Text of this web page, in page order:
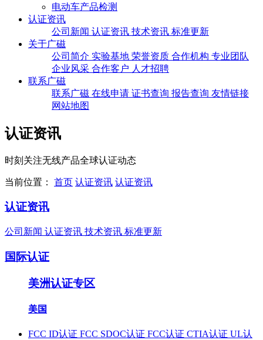
电动车产品检测
认证资讯
公司新闻 认证资讯 技术资讯 标准更新
关于广磁
公司简介 实验基地 荣誉资质 合作机构 专业团队
企业风采 合作客户 人才招聘
联系广磁
联系广磁 在线申请 证书查询 报告查询 友情链接
网站地图
认证资讯
时刻关注无线产品全球认证动态
当前位置： 首页 认证资讯 认证资讯
认证资讯
公司新闻 认证资讯 技术资讯 标准更新
国际认证
美洲认证专区
美国
FCC ID认证 FCC SDOC认证 FCC认证 CTIA认证 UL认